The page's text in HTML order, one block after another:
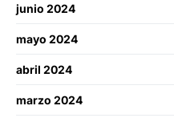
junio 2024
mayo 2024
abril 2024
marzo 2024